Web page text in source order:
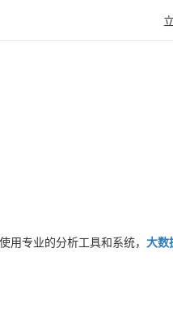
专业的分析工具和系统， 大数